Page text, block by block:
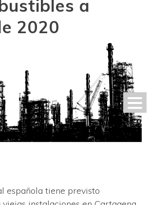
a
2020
española tiene previsto